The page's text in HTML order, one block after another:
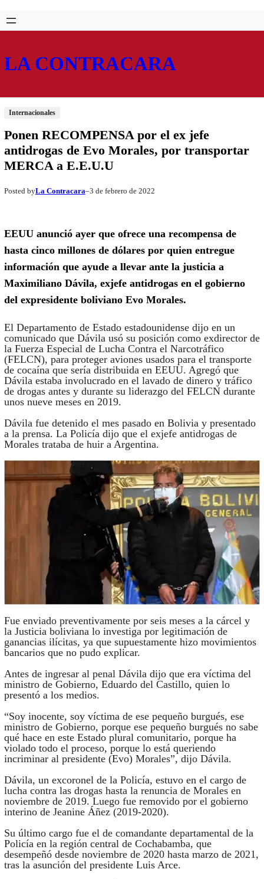
Saltar
al
Skip
to
LA CONTRACARA
Internacionales
Ponen RECOMPENSA por el ex jefe
antidrogas de Evo Morales, por transportar
MERCA a E.E.U.U
Posted byLa Contracara–3 de febrero de 2022
EEUU anunció ayer que ofrece una recompensa de
hasta cinco millones de dólares por quien entregue
información que ayude a llevar ante la justicia a
Maximiliano Dávila, exjefe antidrogas en el gobierno
del expresidente boliviano Evo Morales.
El Departamento de Estado estadounidense dijo en un
comunicado que Dávila usó su posición como exdirector de
la Fuerza Especial de Lucha Contra el Narcotráfico
(FELCN), para proteger aviones usados para el transporte
de cocaína que sería distribuida en EEUU. Agregó que
Dávila estaba involucrado en el lavado de dinero y tráfico
de drogas antes y durante su liderazgo del FELCN durante
unos nueve meses en 2019.
Dávila fue detenido el mes pasado en Bolivia y presentado
a la prensa. La Policía dijo que el exjefe antidrogas de
Morales trataba de huir a Argentina.
Fue enviado preventivamente por seis meses a la cárcel y
la Justicia boliviana lo investiga por legitimación de
ganancias ilícitas, ya que supuestamente hizo movimientos
bancarios que no pudo explicar.
Antes de ingresar al penal Dávila dijo que era víctima del
ministro de Gobierno, Eduardo del Castillo, quien lo
presentó a los medios.
“Soy inocente, soy víctima de ese pequeño burgués, ese
ministro de Gobierno, porque ese pequeño burgués no sabe
qué hace en este Estado plural comunitario, porque ha
violado todo el proceso, porque lo está queriendo
incriminar al presidente (Evo) Morales”, dijo Dávila.
Dávila, un excoronel de la Policía, estuvo en el cargo de
lucha contra las drogas hasta la renuncia de Morales en
noviembre de 2019. Luego fue removido por el gobierno
interino de Jeanine Áñez (2019-2020).
Su último cargo fue el de comandante departamental de la
Policía en la región central de Cochabamba, que
desempeñó desde noviembre de 2020 hasta marzo de 2021,
tras la asunción del presidente Luis Arce.